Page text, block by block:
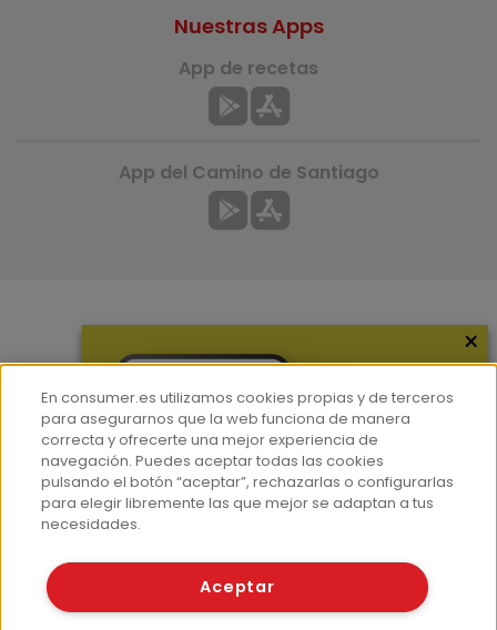
Hemeroteca
Contacto
Prensa
Corpus Lingüístico Consumer
Nuestras Apps
App de recetas
App del Camino de Santiago
© Fundación EROSKI
×
En consumer.es utilizamos cookies propias y de terceros
para asegurarnos que la web funciona de manera
correcta y ofrecerte una mejor experiencia de
navegación. Puedes aceptar todas las cookies
pulsando el botón “aceptar”, rechazarlas o configurarlas
para elegir libremente las que mejor se adaptan a tus
necesidades.
Aceptar